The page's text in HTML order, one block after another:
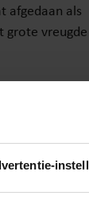
afgedaan als
grote vreugde